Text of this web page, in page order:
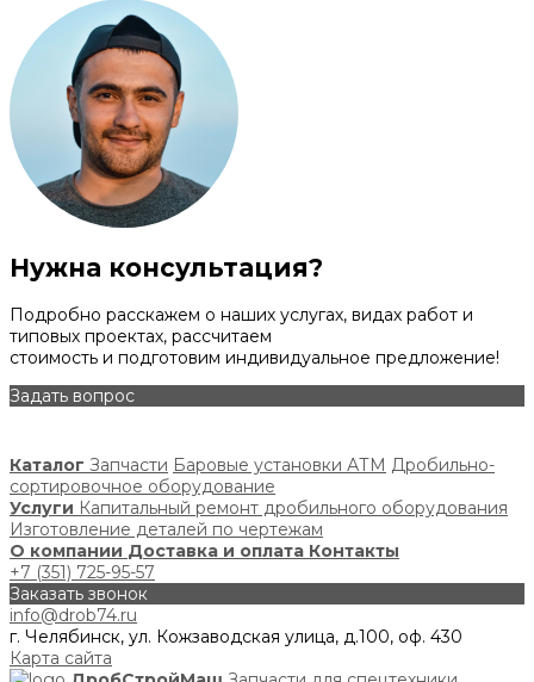
Нужна консультация?
Подробно расскажем о наших услугах, видах работ и
типовых проектах, рассчитаем
стоимость и подготовим индивидуальное предложение!
Задать вопрос
Каталог Запчасти Баровые установки АТМ Дробильно-
сортировочное оборудование
Услуги Капитальный ремонт дробильного оборудования
Изготовление деталей по чертежам
О компании Доставка и оплата Контакты
+7 (351) 725-95-57
Заказать звонок
info@drob74.ru
г. Челябинск, ул. Кожзаводская улица, д.100, оф. 430
Карта сайта